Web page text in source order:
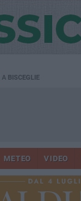
A BISCEGLIE
METEO VIDEO